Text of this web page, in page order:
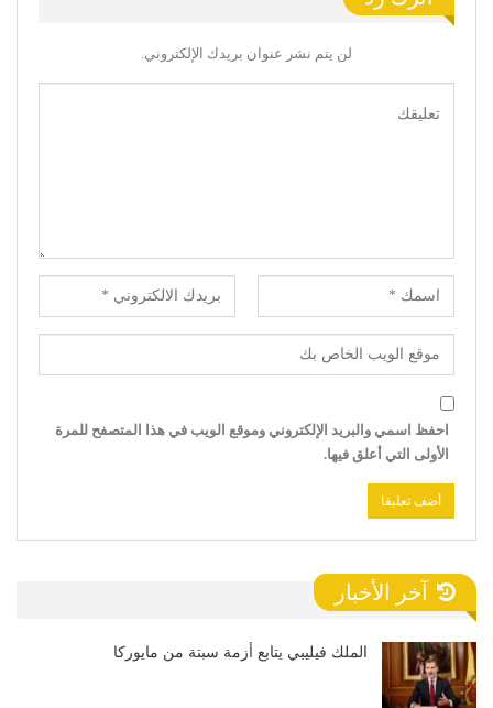
لن يتم نشر عنوان بريدك الإلكتروني.
احفظ اسمي والبريد الإلكتروني وموقع الويب في هذا المتصفح للمرة
الأولى التي أعلق فيها.
آخر الأخبار
الملك فيليبي يتابع أزمة سبتة من مايوركا